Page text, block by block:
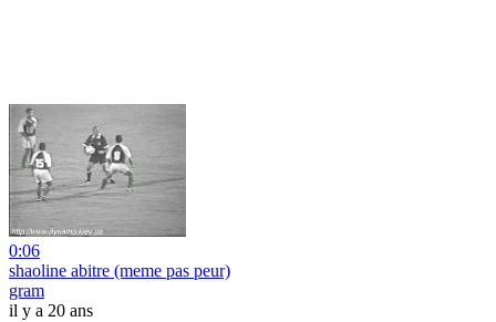
0:06
shaoline abitre (meme pas peur)
gram
il y a 20 ans